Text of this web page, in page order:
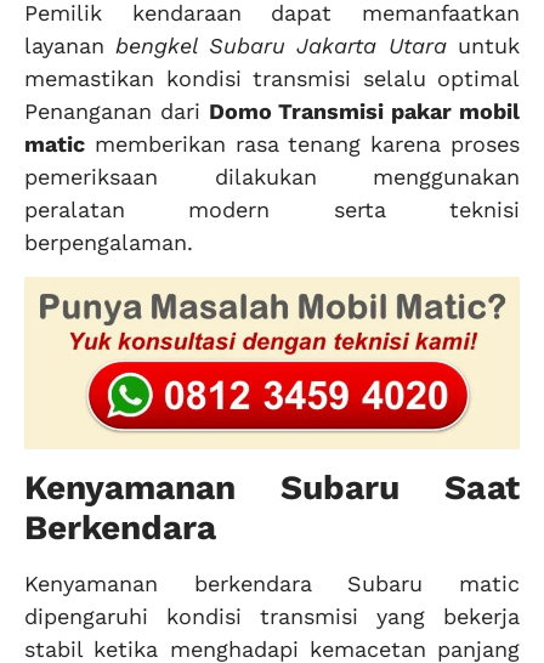
Pemilik kendaraan dapat memanfaatkan
layanan bengkel Subaru Jakarta Utarauntuk
memastikan kondisi transmisi selalu optimal
Penanganan dari Domo Transmisi pakar mobil
matic memberikan rasa tenang karena proses
pemeriksaan dilakukan menggunakan
peralatan modern serta teknisi
berpengalaman.
Kenyamanan Subaru Saat
Berkendara
Kenyamanan berkendara Subaru matic
dipengaruhi kondisi transmisi yang bekerja
stabil ketika menghadapi kemacetan panjang